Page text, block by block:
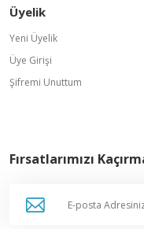
Üyelik
Yeni Üyelik
Üye Girişi
Şifremi Unuttum
Fırsatlarımızı